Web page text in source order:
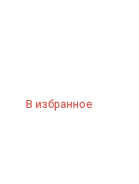
В избранное